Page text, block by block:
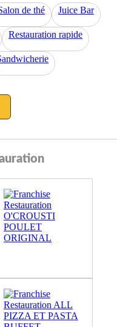
de thé Juice Bar
Restauration rapide